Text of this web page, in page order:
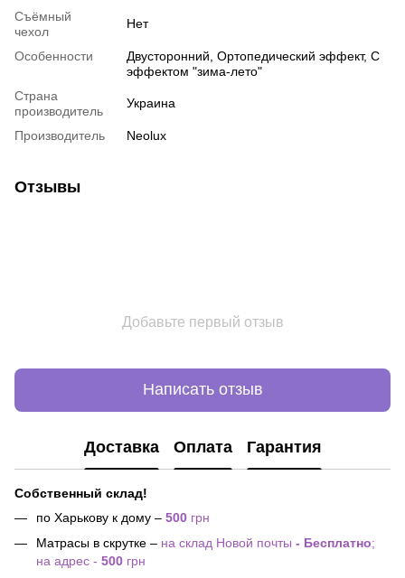
Съёмный
чехол
Нет
Особенности Двусторонний Ортопедический эффект, С
эффектом "зима-лето"
Страна
производитель
Украина
Производитель Neolux
Отзывы
Добавьте первый отзыв
Написать отзыв
Доставка Оплата Гарантия
Собственный склад!
по Харькову к дому – 500 грн
Матрасы в скрутке – на склад Новой почты - Бесплатно;
на адрес - 500 грн